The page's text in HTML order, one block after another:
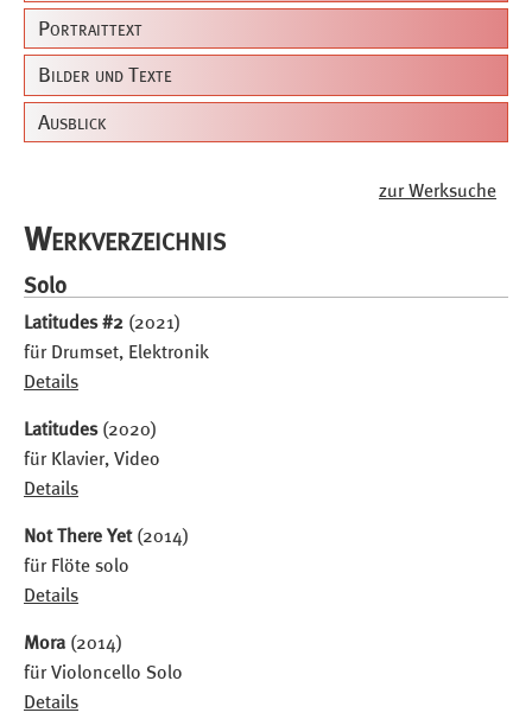
Portraittext
Bilder und Texte
Ausblick
Werkverzeichnis
Solo
Latitudes #2 (2021)
für Drumset, Elektronik
Details
Latitudes(2020)
für Klavier, Video
Details
Not There Yet(2014)
für Flöte solo
Details
Mora (2014)
für Violoncello Solo
Details
zur Werksuche